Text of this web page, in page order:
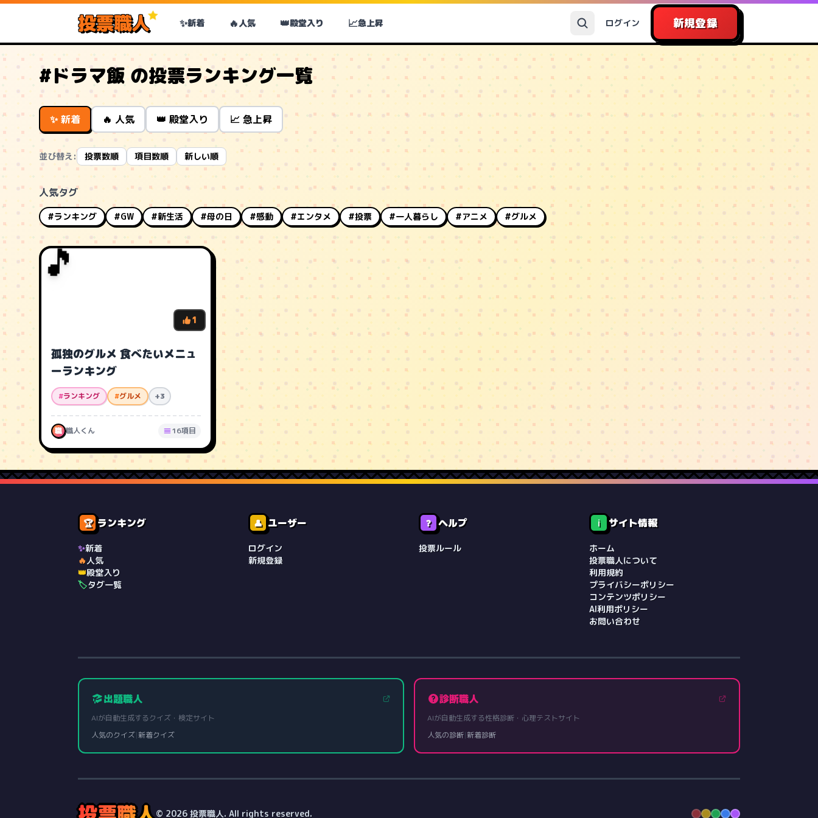
投票職人 ✨新着 🔥人気 👑殿堂入り 📈急上昇 ログイン 新規登録
#ドラマ飯 の投票ランキング一覧
✨ 新着 🔥 人気 👑 殿堂入り 📈 急上昇
並び替え: 投票数順 項目数順 新しい順
人気タグ
#ランキング #GW #新生活 #母の日 #感動 #エンタメ #投票 #一人暮らし #アニメ #グルメ
🎵
1
孤独のグルメ 食べたいメニュ
ーランキング
#ランキング #グルメ +3
職 職人くん 16項目
🏆 ランキング
✨新着
🔥人気
👑殿堂入り
🏷️タグ一覧
👤 ユーザー
ログイン
新規登録
❓ ヘルプ
投票ルール
ℹ️ サイト情報
ホーム
投票職人について
利用規約
プライバシーポリシー
コンテンツポリシー
AI利用ポリシー
お問い合わせ
出題職人
AIが自動生成するクイズ・検定サイト
人気のクイズ|新着クイズ
診断職人
AIが自動生成する性格診断・心理テストサイト
人気の診断|新着診断
© 2026 投票職人. All rights reserved.